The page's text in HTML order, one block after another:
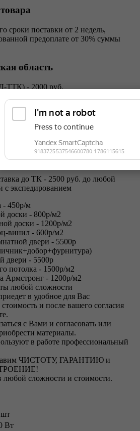
сроки поставки от 2 недель,
предоплате от 30% суммы
область
ТТК) - 2000 руб.
кольцо) - 2500 руб.
уточняйте у менеджеров по
- от 2000р + 70р за км. (от МКАД)
до ТК - 2500 руб. до любой
с экспедированием
- 450р/м
доски - 800р/м2
доски - 1200р/м2
винил - 600р/м2
двери - 5500р
двери - 5500р
потолка - 1500р/м2
Армстронг - 1200р/м2
любой сложности
в удобное для Вас
стоимость и после вашего согласия
с Вами и согласовать или
материалы.
в работе профессиональный
ЧИСТОТУ, ГАРАНТИЮ и
сложности и стоимости.
Вт